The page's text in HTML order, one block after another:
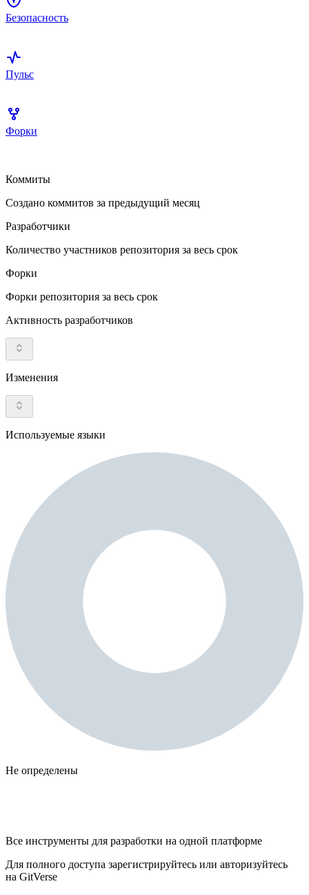
Безопасность
Пульс
Форки
Коммиты
Создано коммитов за предыдущий месяц
Разработчики
Количество участников репозитория за весь срок
Форки
Форки репозитория за весь срок
Активность разработчиков
Изменения
Используемые языки
Не определены
Все инструменты для разработки на одной платформе
Для полного доступа зарегистрируйтесь или авторизуйтесь
на GitVerse